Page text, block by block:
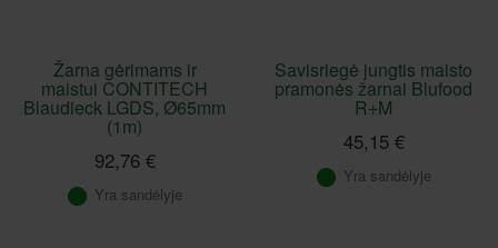
Žarna gėrimams ir
maistui CONTITECH
Blaudieck LGDS, Ø65mm
(1m)
92,76 €
Yra sandėlyje
Savisriegė jungtis maisto
pramonės žarnai Blufood
R+M
45,15 €
Yra sandėlyje